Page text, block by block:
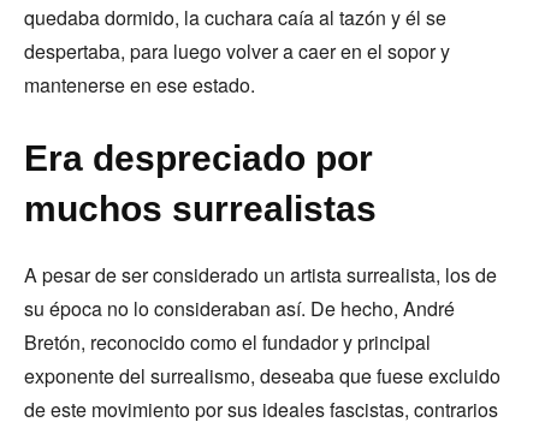
quedaba dormido, la cuchara caía al tazón y él se
despertaba, para luego volver a caer en el sopor y
mantenerse en ese estado.
Era despreciado por
muchos surrealistas
A pesar de ser considerado un artista surrealista, los de
su época no lo consideraban así. De hecho, André
Bretón, reconocido como el fundador y principal
exponente del surrealismo, deseaba que fuese excluido
de este movimiento por sus ideales fascistas, contrarios